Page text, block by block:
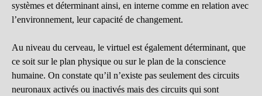
systèmes et déterminant ainsi, en interne comme en relation avec
l’environnement, leur capacité de changement.
Au niveau du cerveau, le virtuel est également déterminant, que
ce soit sur le plan physique ou sur le plan de la conscience
humaine. On constate qu’il n’existe pas seulement des circuits
neuronaux activés ou inactivés mais des circuits qui sont